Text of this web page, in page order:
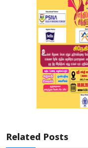
Related Posts